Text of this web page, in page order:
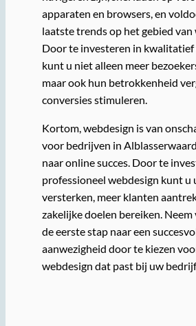
apparaten en browsers, en
laatste trends op het gebied van
Door te investeren in kwalitatief
kunt u niet alleen meer
maar ook hun betrokkenheid
conversies stimuleren.
Kortom, webdesign is van
voor bedrijven in
naar online succes. Door te
professioneel webdesign kunt u
versterken, meer klanten
zakelijke doelen bereiken. Neem
de eerste stap naar een
aanwezigheid door te kiezen
webdesign dat past bij uw